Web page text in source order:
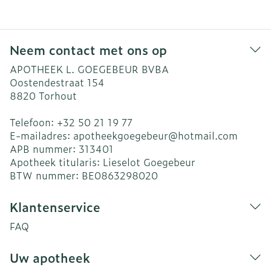
Neem contact met ons op
APOTHEEK L. GOEGEBEUR BVBA
Oostendestraat 154
8820 Torhout
Telefoon: +32 50 21 19 77
E-mailadres: apotheekgoegebeur@hotmail.com
APB nummer: 313401
Apotheek titularis: Lieselot Goegebeur
BTW nummer: BE0863298020
Klantenservice
FAQ
Uw apotheek